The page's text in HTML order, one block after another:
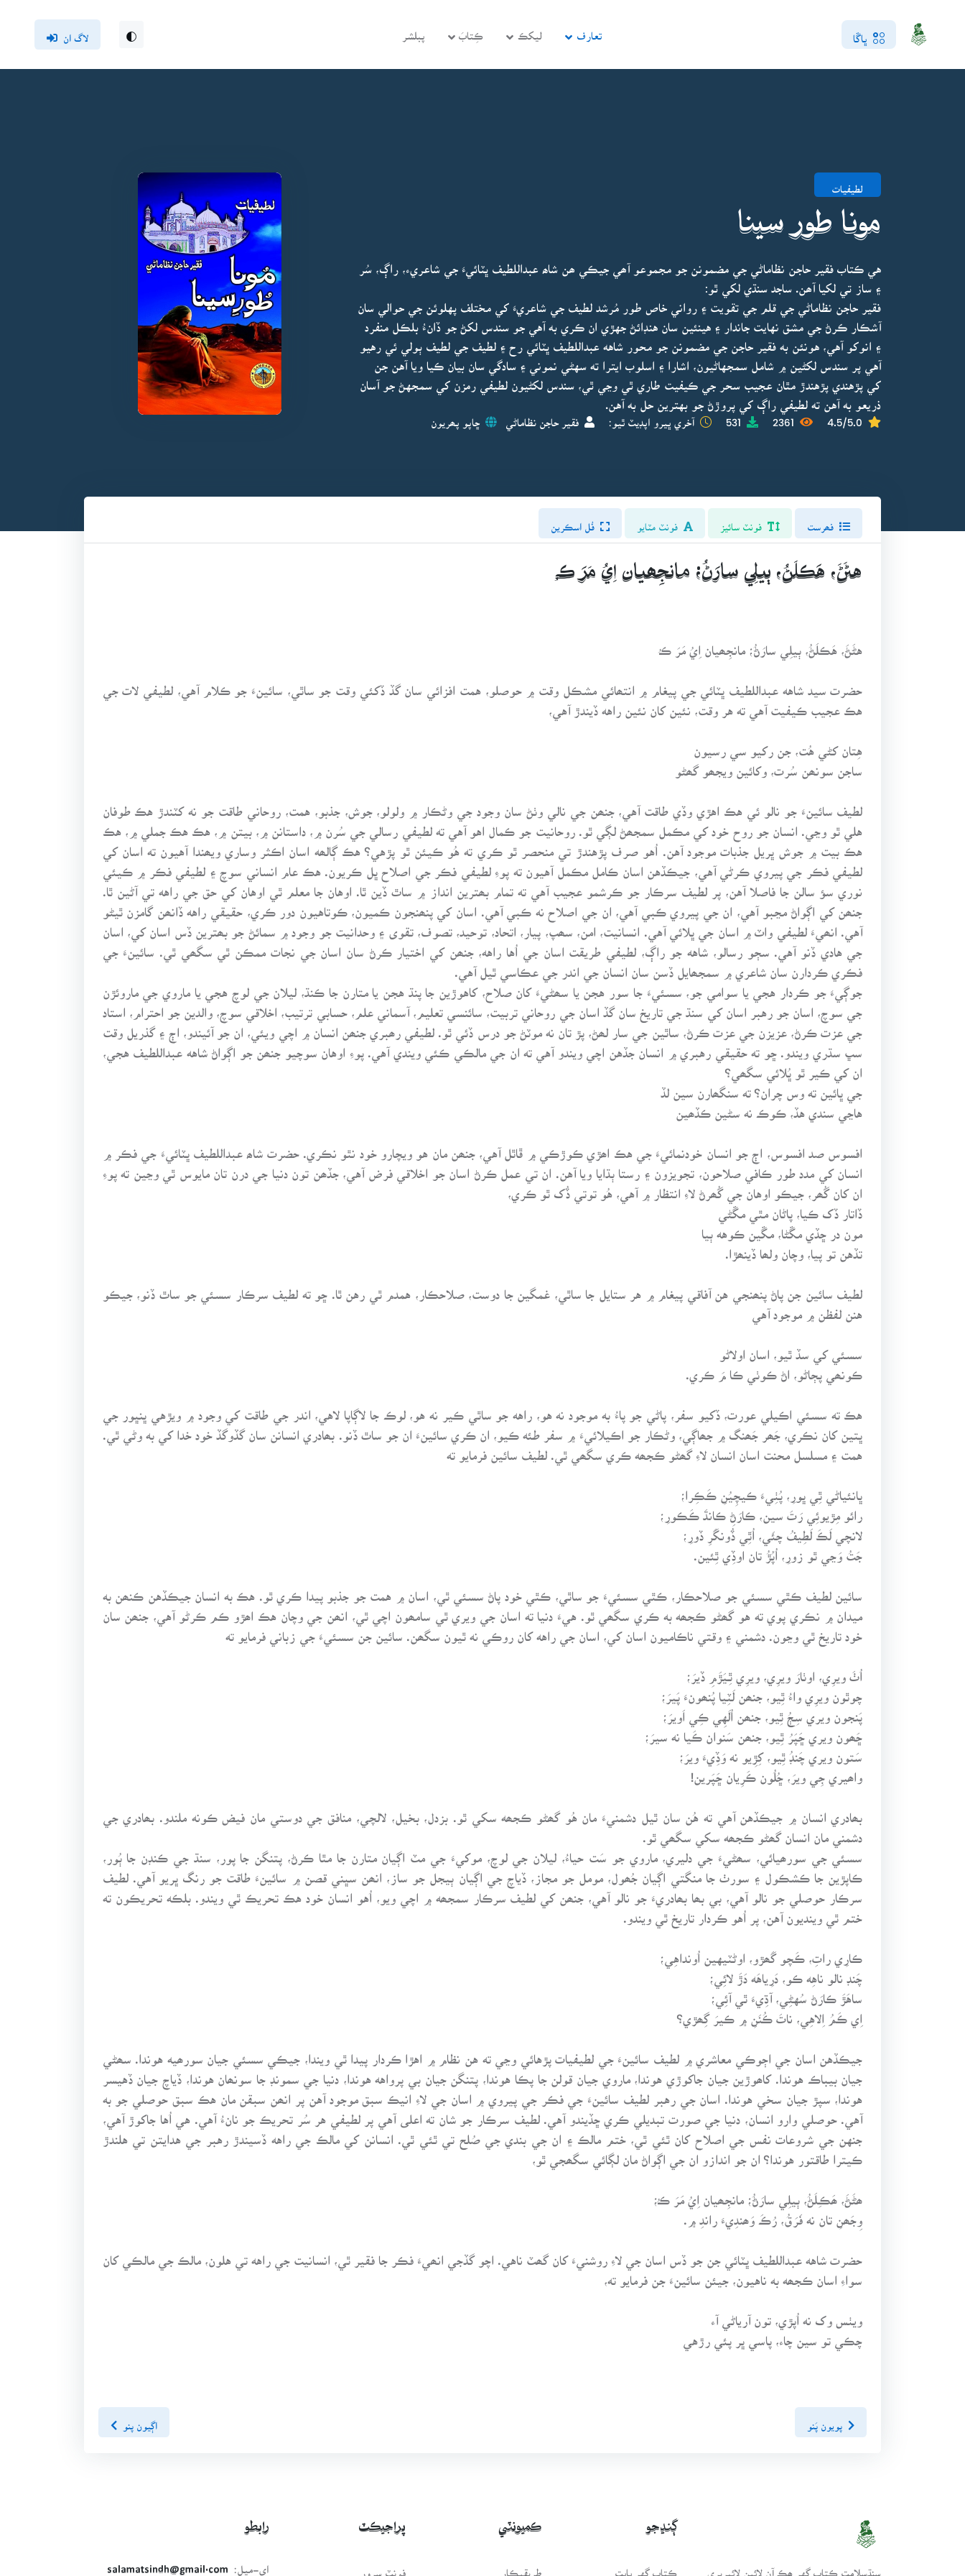
ڀاڱا تعارف ليکڪ ڪِتابَ پبلشر لاگ ان
لطيفيات
مونا طور سينا
هي ڪتاب فقير حاجن نظاماڻي جي مضمونن جو مجموعو آھي جيڪي ھن شاھ عبداللطيف ڀٽائيءَ جي شاعريء، راڳ، سُر
۽ ساز تي لکيا آھن. ساجد سنڌي لکي ٿو:
فقير حاجن نظاماڻي جي قلم جي تقويت ۽ رواني خاص طور مُرشد لطيف جي شاعريءَ کي مختلف پهلوئن جي حوالي سان
آشڪار ڪرڻ جي مشق نهايت جاندار ۽ هينئين سان هنڊائڻ جهڙي ان ڪري به آهي جو سندس لکڻ جو ڏانءُ بلڪل منفرد
۽ انوکو آهي، هونئن به فقير حاجن جي مضمونن جو محور شاهه عبداللطيف ڀٽائي رح ۽ لطيف جي لطيف ٻولي ئي رهيو
آهي پر سندس لکڻين ۾ شامل سمجهاڻيون، اشارا ۽ اسلوب ايترا ته سهڻي نموني ۽ سادگي سان بيان ڪيا ويا آهن جن
کي پڙهندي پڙهندڙ مٿان عجيب سحر جي ڪيفيت طاري ٿي وڃي ٿي، سندس لکڻيون لطيفي رمزن کي سمجهڻ جو آسان
ذريعو به آهن ته لطيفي راڳ کي پروڙڻ جو بهترين حل به آهن.
4.5/5.0
2361
531 آخري ڀيرو اپڊيٽ ٿيو: فقير حاجن نظاماڻي ڇاپو پھريون
فونٽ سائيز فونٽ مٽايو فُل اسڪرين
هڻَڻَ، هَڪلَڻُ، ٻيلِي سارَڻُ؛ مانجِھيان اِيُ مَرَ ڪـُ
هڻَڻَ، هَڪلَڻُ، ٻيلِي سارَڻُ؛ مانجِھيان اِيُ مَرَ ڪـُ
حضرت سيد شاهه عبداللطيف ڀٽائي جي پيغام ۾ انتھائي مشڪل وقت ۾ حوصلو، همت افزائي سان گڏ ڏکئي وقت جو ساٿي، سائينءَ جو ڪلام آهي، لطيفي لات جي
هڪ عجيب ڪيفيت آهي ته هر وقت، نئين کان نئين راهه ڏيندڙ آهي،
هِتان کڻي هُت، جن رکيو سي رسيون
ساجن سونھن سُرت، وکائين ويجھو گھڻو
لطيف سائينءَ جو نالو ئي هڪ اهڙي وڏي طاقت آهي، جنھن جي نالي وٺڻ سان وجود جي وڻڪار ۾ ولولو، جوش، جذبو، همت، روحاني طاقت جو نه کٽندڙ هڪ طوفان
هلي ٿو وڃي. انسان جو روح خود کي مڪمل سمجھڻ لڳي ٿو. روحانيت جو ڪمال اهو آهي ته لطيفي رسالي جي سُرن ۾، داستانن ۾، بيتن ۾، هڪ هڪ جملي ۾، هڪ
هڪ بيت ۾ جوش ڀريل جذبات موجود آهن. اُهو صرف پڙهندڙ تي منحصر ٿو ڪري ته هُو ڪيئن ٿو پڙهي؟ هڪ ڳالھه اسان اڪثر وساري ويھندا آهيون ته اسان کي
لطيفي فڪر جي پيروي ڪرڻي آهي، جيڪڏهن اسان ڪامل مڪمل آهيون ته پوءِ لطيفي فڪر جي اصلاح ڀل ڪريون. هڪ عام انساني سوچ ۽ لطيفي فڪر ۾ ڪيئي
نوري سؤ سالن جا فاصلا آهن، پر لطيف سرڪار جو ڪرشمو عجيب آهي ته تمام بھترين انداز ۾ ساٿ ڏين ٿا. اوهان جا معلم ٿي اوهان کي حق جي راهه تي آڻين ٿا.
جنھن کي اڳواڻ مڃبو آهي، ان جي پيروي ڪبي آهي، ان جي اصلاح نه ڪبي آهي. اسان کي پنھنجون ڪميون، ڪوتاهيون دور ڪري، حقيقي راهه ڏانھن گامزن ٿيڻو
آهي. انھيءَ لطيفي واٽ ۾ اسان جي ڀلائي آهي. انسانيت، امن، سھپ، پيار، اتحاد، توحيد، تصوف، تقوى ۽ وحدانيت جو وجود ۾ سمائڻ جو بھترين ڏس اسان کي، اسان
جي هادي ڏنو آهي. سڄو رسالو، شاهه جو راڳ، لطيفي طريقت اسان جي اُها راهه، جنھن کي اختيار ڪرڻ سان اسان جي نجات ممڪن ٿي سگھي ٿي. سائينءَ جي
فڪري ڪردارن سان شاعري ۾ سمجھايل ڏسن سان انسان جي اندر جي عڪاسي ٿيل آهي.
جوڳيءَ جو ڪردار هجي يا سوامي جو، سسئيءَ جا سور هجن يا سھڻيءَ کان صلاح، کاهوڙين جا پنڌ هجن يا متارن جا ڪنڌ، ليلان جي لوچ هجي يا ماروي جي ماروئڙن
جي سوچ، اسان جو رهبر اسان کي سنڌ جي تاريخ سان گڏ اسان جي روحاني تربيت، سائنسي تعليم، آسماني علم، حسابي ترتيب، اخلاقي سوچ، والدين جو احترام، استاد
جي عزت ڪرڻ، عزيزن جي عزت ڪرڻ، ساٿين جي سار لھڻ، پڙ تان نه موٽڻ جو درس ڏئي ٿو. لطيفي رھبري جنھن انسان ۾ اچي ويئي، ان جو آئيندو، اڄ ۽ گذريل وقت
سڀ سڌري ويندو. ڇو ته حقيقي رهبري ۾ انسان جڏهن اچي ويندو آهي ته ان جي مالڪي ڪئي ويندي آهي. پوءِ اوهان سوچيو جنھن جو اڳواڻ شاهه عبداللطيف هجي،
ان کي ڪير ٿو ڀُلائي سگھي؟
جي ڀائين ته وس چران؟ ته سنگھارن سين لڏ
هاڃي سندي هڏ، ڪوڪ نه سڻين ڪڏھين
افسوس صد افسوس، اڄ جو انسان خودنمائيءَ جي هڪ اھڙي ڪوڙڪي ۾ ڦاٿل آهي، جنھن مان هو ويچارو خود نٿو نڪري. حضرت شاھ عبداللطيف ڀٽائيءَ جي فڪر ۾
انسان کي مدد طور ڪافي صلاحون، تجويزون ۽ رستا ٻڌايا ويا آهن. ان تي عمل ڪرڻ اسان جو اخلاقي فرض آهي، جڏھن تون دنيا جي درن تان مايوس ٿي وڃين ته پوءِ
ان کان گُھر، جيڪو اوهان جي گُھرڻ لاءِ انتظار ۾ آهي، هُو توتي ڏُک ٿو ڪري،
ڏاتار ڏک ڪيا، پاڻان مٿي مڱڻي
مون در ڇڏي مڱڻا، مڱين ڪوهه ٻيا
تڏهن تو پيا، وچان ولھا ڏينھڙا.
لطيف سائين جن پاڻ پنھنجي هن آفاقي پيغام ۾ هر ستايل جا ساٿي، غمگين جا دوست، صلاحڪار، همدم ٿي رهن ٿا. ڇو ته لطيف سرڪار سسئي جو ساٿ ڏنو، جيڪو
هنن لفظن ۾ موجود آهي
سسئي کي سڏ ٿيو، اسان اولاڻو
ڪونھي پڄاڻو، اڻ ڪوٺي ڪا مَ ڪري.
هڪ ته سسئي اڪيلي عورت، ڏکيو سفر، پاڻي جو پاءُ به موجود نه هو، راهه جو ساٿي ڪير نه هو، لوڪ جا لاڳاپا لاهي، اندر جي طاقت کي وجود ۾ ويڙهي ڀنڀور جي
ڀتين کان نڪري، جَھر جَھنگ ۾ جھاڳي، وڻڪار جو اڪيلائيءَ ۾ سفر طئه ڪيو، ان ڪري سائينءَ ان جو ساٿ ڏنو. بھادري انسانن سان گڏوگڏ خود خدا کي به وڻي ٿي.
همت ۽ مسلسل محنت اسان انسان لاءِ گھڻو ڪجھه ڪري سگھي ٿي. لطيف سائين فرمايو ته
ڀانئياڻي ٿِي ڀورِ، پُٺِيءَ ڪيچِيُنِ ڪَڪِرا؛
رائو مِڙيوئِي رَتَ سين، ڪارَڻِ ڪانڌَ ڪَڪورِ؛
لانچي لَڪَ لَطِيفُ چئَي، اُٿِي ڏُونگَرِ ڏورِ؛
جَتُ وَڃي ٿو زورِ، اُپُڙُ تان اوڏِي ٿِئين.
سائين لطيف ڪٿي سسئي جو صلاحڪار، ڪٿي سسئيءَ جو ساٿي، ڪٿي خود پاڻ سسئي ٿي، اسان ۾ همت جو جذبو پيدا ڪري ٿو. هڪ به انسان جيڪڏهن ڪنھن به
ميدان ۾ نڪري پوي ته هو گھڻو ڪجھه به ڪري سگھي ٿو. هيءَ دنيا ته اسان جي ويري ٿي سامھون اچي ٿي، انھن جي وچان هڪ اھڙو ڪم ڪرڻو آهي، جنھن سان
خود تاريخ ٿي وڃون. دشمني ۽ وقتي ناڪاميون اسان کي، اسان جي راهه کان روڪي نه ٿيون سگھن. سائين جن سسئيءَ جي زباني فرمايو ته
اُٺَ ويرِي، اوٺارَ ويرِي، ويرِي ٿِـيَڙَمِ ڏيرَ؛
چوٿون ويرِي واءُ ٿِيو، جنھن لَٽِيا پُنھونءَ پَيرَ؛
پَنجون ويري سِڄُ ٿِيو، جنھن اُلَهِي ڪِي اَويرَ؛
ڇَھون ويري ڇَپَرُ ٿِيو، جنھن سَنوان ڪَيا نه سيرَ؛
سَتون ويري چَنڊُ ٿِيو، کِڙِيو نه وَڏِيءَ ويرَ؛
واھيري جِي ويرَ، ڇُلُون ڪَرِيان ڇَپَرين!
بھادري انسان ۾ جيڪڏهن آهي ته هُن سان ٿيل دشمنيءَ مان هُو گھڻو ڪجھه سکي ٿو. بزدل، بخيل، لالچي، منافق جي دوستي مان فيض ڪونه ملندو. بھادري جي
دشمني مان انسان گھڻو ڪجھه سکي سگھي ٿو.
سسئي جي سورھيائي، سھڻيءَ جي دليري، ماروي جو سَت حياءُ، ليلان جي لوچ، موکيءَ جي مٽ اڳيان متارن جا مٿا ڪرڻ، پتنگن جا پور، سنڌ جي ڪنڊن جا ٻُور،
ڪاپڙين جا ڪشڪول ۽ سورٺ جا منگتي اڳيان جُھول، مومل جو مجاز، ڏياچ جي اڳيان ٻيجل جو ساز، انھن سڀني قصن ۾ سائينءَ طاقت جو رنگ ڀريو آهي. لطيف
سرڪار حوصلي جو نالو آهي، بي بھا بھادريءَ جو نالو آهي، جنھن کي لطيف سرڪار سمجھه ۾ اچي ويو، اُهو انسان خود هڪ تحريڪ ٿي ويندو. بلڪه تحريڪون ته
ختم ٿي وينديون آهن، پر اُهو ڪردار تاريخ ٿي ويندو.
ڪارِي راتِ، ڪَچو گَھڙو، اوڻٽيهين اُونداهِي؛
چَنڊ نالو ناهِه ڪو، دَرِياهَه دَڙَ لائِي؛
ساهَڙَ ڪارَڻ سُهڻِي، آڌِيءَ ٿي آئِي؛
اِي ڪَمُ اِلاهِي، ناتَ ڪُنَنِ ۾ ڪيرَ گِھڙي؟
جيڪڏهن اسان جي اڄوڪي معاشري ۾ لطيف سائينءَ جي لطيفيات پڙهائي وڃي ته هن نظام ۾ اهڙا ڪردار پيدا ٿي ويندا، جيڪي سسئي جيان سورھيه هوندا. سھڻي
جيان بيباڪ هوندا. کاھوڙين جيان جاکوڙي هوندا، ماروي جيان قولن جا پڪا هوندا، پتنگن جيان بي پرواهه هوندا، دنيا جي سمونڊ جا سونھان هوندا، ڏياچ جيان ڏهيسر
هوندا، سپڙ جيان سخي هوندا. اسان جي رهبر لطيف سائينءَ جي فڪر جي پيروي ۾ اسان جي لاءِ انيڪ سبق موجود آهن پر انھن سبقن مان هڪ سبق حوصلي جو به
آهي. حوصلي وارو انسان، دنيا جي صورت تبديلي ڪري ڇڏيندو آهي. لطيف سرڪار جو شان ته اعلى آهي پر لطيفي هر سُر تحريڪ جو نانءُ آهي. هي اُها جاکوڙ آهي،
جنهن جي شروعات نفس جي اصلاح کان ٿئي ٿي، ختم مالڪ ۽ ان جي بندي جي صُلح تي ٿئي ٿي. انسانن کي مالڪ جي راهه ڏسيندڙ رهبر جي هدايتن تي هلندڙ
ڪيترا طاقتور هوندا؟ ان جو اندازو ان جي اڳواڻ مان لڳائي سگھجي ٿو،
ھڻَڻَ، ھَڪـِلَڻُ، ٻيلِي سارَڻُ؛ مانجِھيان اِيُ مَرَ ڪـُ؛
وِجَھنِ تان نه فَرَقُ، رُڪَ وَھندِيءَ راندِ ۾.
حضرت شاهه عبداللطيف ڀٽائي جن جو ڏس اسان جي لاءِ روشنيءَ کان گھٽ ناهي. اچو گڏجي انھيءَ فڪر جا فقير ٿي، انسانيت جي راهه تي هلون، مالڪ جي مالڪي کان
سواءِ اسان ڪجھه به ناهيون، جيئن سائينءَ جن فرمايو ته،
ويٺس وک نه اُپڙي، تون آرياڻي آء
چڪي تو سين چاء، پاسي ڀر پئي رڙهي
پويون پَنو اڳيون پنو
سنڌسلامت ڪتاب گهر ھڪ آن لائين لائبريري
ڳنڍجو
ڪتاب گهر بابت
ڪميونٽي
طريقيڪار
پراجيڪٽ
فونٽ سرور
رابطو
اي-ميل:
salamatsindh@gmail.com